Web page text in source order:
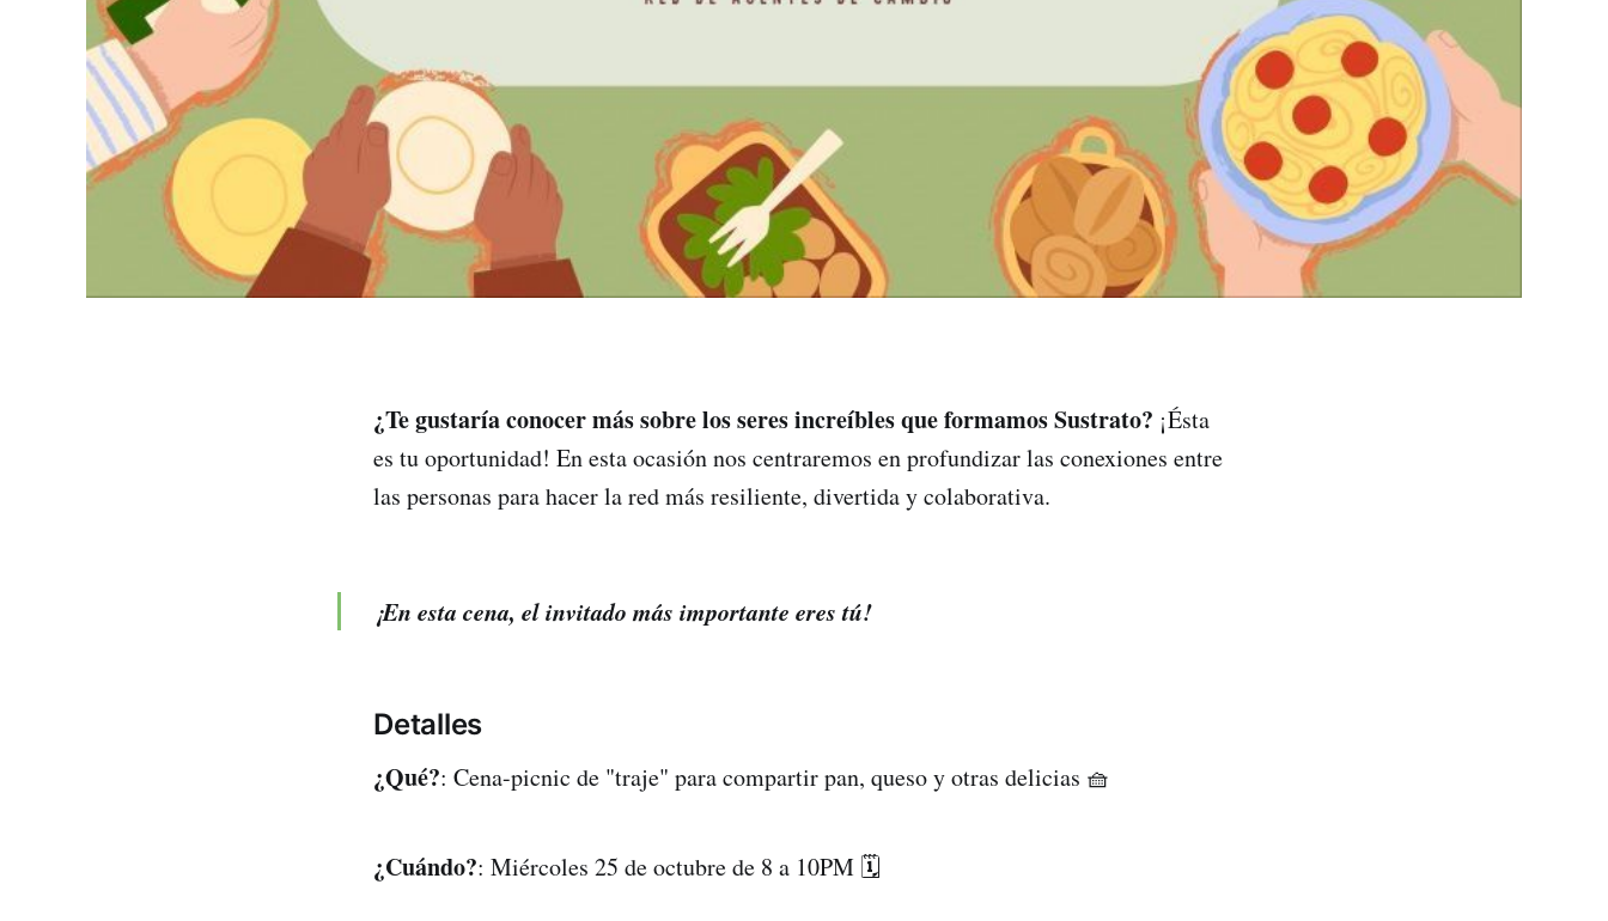
¿Te gustaría conocer más sobre los seres increíbles que formamos Sustrato? ¡Ésta
es tu oportunidad! En esta ocasión nos centraremos en profundizar las conexiones entre
las personas para hacer la red más resiliente, divertida y colaborativa.
¡En esta cena, el invitado más importante eres tú!
Detalles
¿Qué?: Cena-picnic de "traje" para compartir pan, queso y otras delicias 🧺
¿Cuándo?: Miércoles 25 de octubre de 8 a 10PM 🗓️